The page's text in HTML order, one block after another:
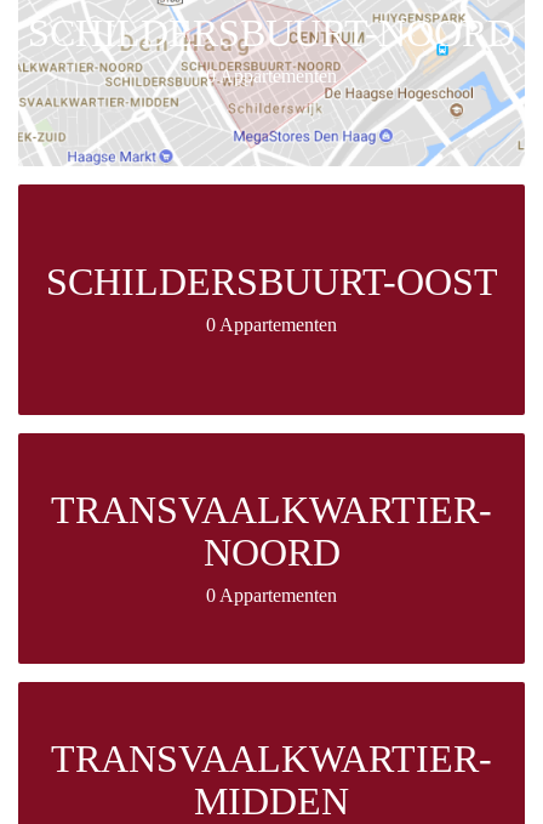
SCHILDERSBUURT-NOORD
0 Appartementen
SCHILDERSBUURT-OOST
0 Appartementen
TRANSVAALKWARTIER-
NOORD
0 Appartementen
TRANSVAALKWARTIER-
MIDDEN